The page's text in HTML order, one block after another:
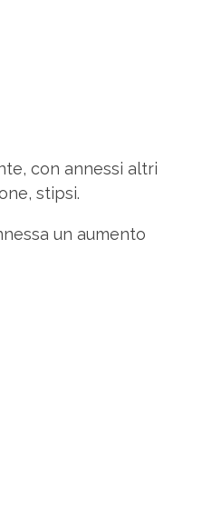
con annessi altri
stipsi.
un aumento